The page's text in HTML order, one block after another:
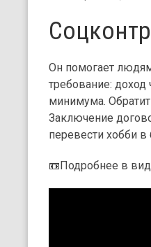
Он помогает
требование:
минимума.
Заключение
перевести хобби в
📼Подробнее в